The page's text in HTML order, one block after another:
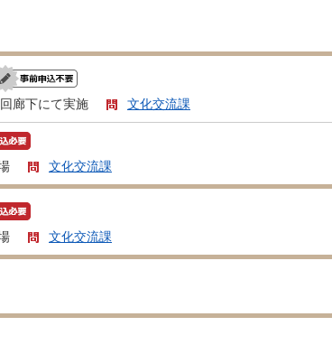
廊下にて実施 文化交流課
文化交流課
文化交流課